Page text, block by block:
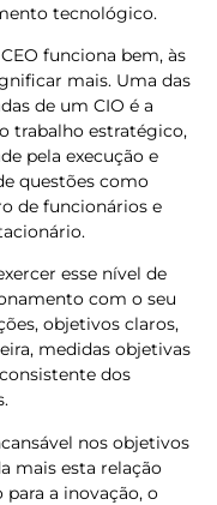
tecnológico.
funciona bem, às
mais. Uma das
de um CIO é a
trabalho estratégico,
pela execução e
questões como
de funcionários e
esse nível de
com o seu
objetivos claros,
medidas objetivas
dos
nos objetivos
mais esta relação
a inovação, o